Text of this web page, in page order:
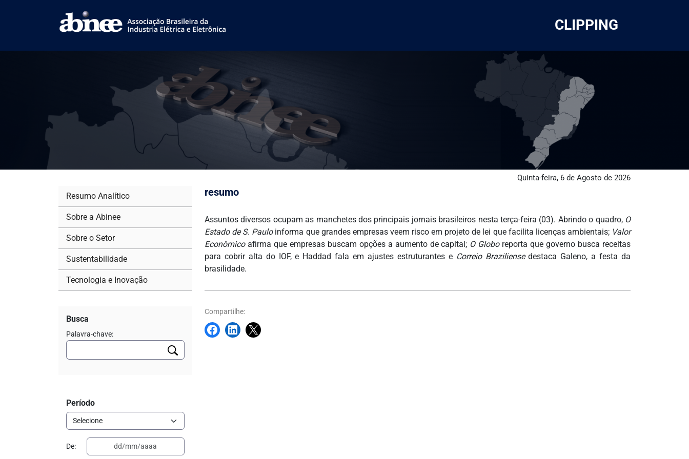
CLIPPING
Quinta-feira, 6 de Agosto de 2026
resumo
Assuntos diversos ocupam as manchetes dos principais jornais brasileiros nesta terça-feira (03). Abrindo o quadro, O
Estado de S. Pauloinforma que grandes empresas veem risco em projeto de lei que facilita licenças ambientais; Valor
Econômicoafirma que empresas buscam opções a aumento de capital; O Globo reporta que governo busca receitas
para cobrir alta do IOF, e Haddad fala em ajustes estruturantes e Correio Braziliensedestaca Galeno, a festa da
brasilidade.
Compartilhe:
Resumo Analítico
Sobre a Abinee
Sobre o Setor
Sustentabilidade
Tecnologia e Inovação
Busca
Palavra-chave:
Período
De: